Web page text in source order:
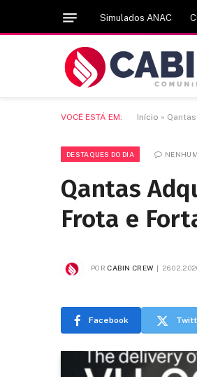
Simulados ANAC
VOCÊ ESTÁ EM: Início »
DESTAQUES DO DIA
Qantas
Frota e
POR CABIN CREW
Facebook